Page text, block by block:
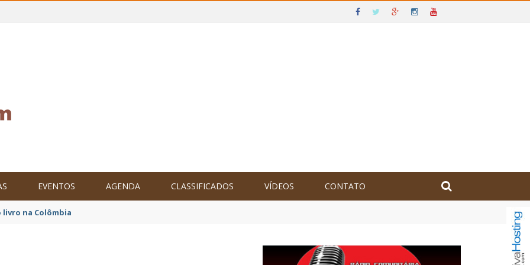
EVENTOS AGENDA CLASSIFICADOS VÍDEOS CONTATO
o Brasil no XXIV Parlamento Internacional de Escritores, na Colômbia